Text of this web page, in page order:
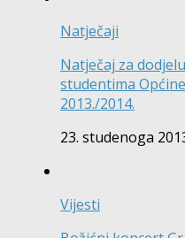
Natječaji
Natječaj za
studentima
2013./2014.
23. studenoga
Vijesti